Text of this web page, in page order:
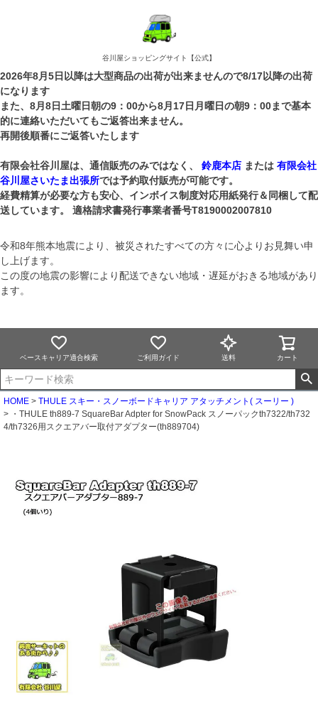
谷川屋ショッピングサイト【公式】
2026年8月5日以降は大型商品の出荷が出来ませんので8/17以降の出荷
になります
また、8月8日土曜日朝の9：00から8月17日月曜日の朝9：00まで基本
的に連絡いただいてもご返答出来ません。
再開後順番にご返答いたします
有限会社谷川屋は、通信販売のみではなく、 鈴鹿本店 または 有限会社
谷川屋さいたま出張所では予約取付販売が可能です。
経費精算が必要な方も安心、インボイス制度対応用紙発行＆同梱して配
送しています。 適格請求書発行事業者番号T8190002007810
令和8年熊本地震により、被災されたすべての方々に心よりお見舞い申
し上げます。
この度の地震の影響により配送できない地域・遅延がおきる地域があり
ます。
ベースキャリア適合検索 ご利用ガイド 送料 カート
HOME
THULE スキー・スノーボードキャリア アタッチメント( スーリー )
・THULE th889-7 SquareBar Adpter for SnowPack スノーパックth7322/th732
4/th7326用スクエアバー取付アダプター(th889704)